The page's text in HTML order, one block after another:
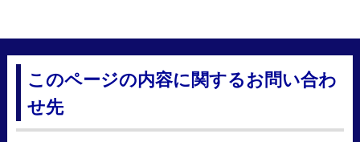
このページの内容に関するお問い合わ
せ先